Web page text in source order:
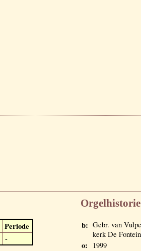
Periode
-
Orgelhistorie
b: Gebr. van
kerk De
o: 1999